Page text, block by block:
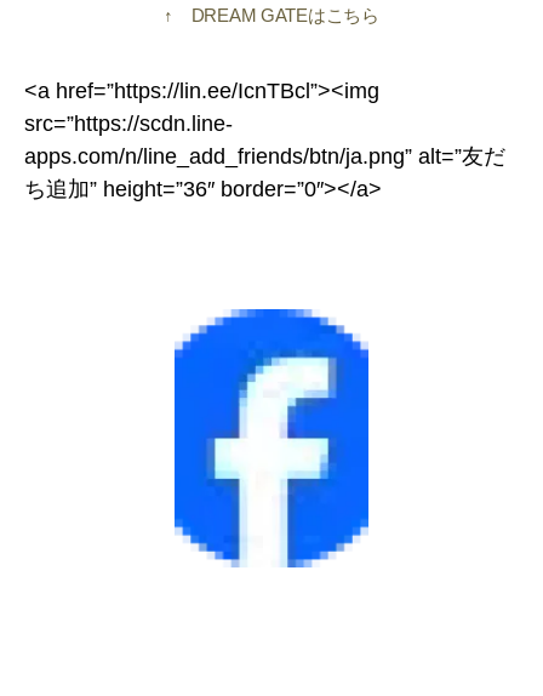
↑ DREAM GATEはこちら
<a href=”https://lin.ee/IcnTBcl”><img
src=”https://scdn.line-
apps.com/n/line_add_friends/btn/ja.png” alt=”友だ
ち追加” height=”36″ border=”0″></a>